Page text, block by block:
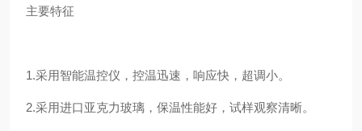
主要特征
1.采用智能温控仪，控温迅速，响应快，超调小。
2.采用进口亚克力玻璃，保温性能好，试样观察清晰。